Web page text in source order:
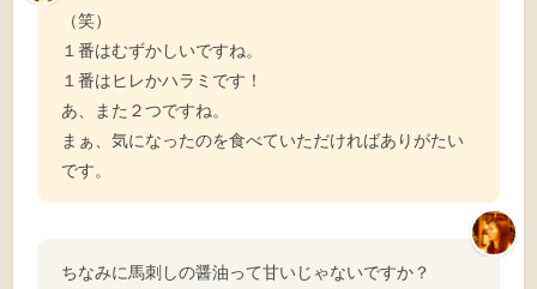
（笑）
１番はむずかしいですね。
１番はヒレかハラミです！
あ、また２つですね。
まぁ、気になったのを食べていただければありがたい
です。
ちなみに馬刺しの醤油って甘いじゃないですか？